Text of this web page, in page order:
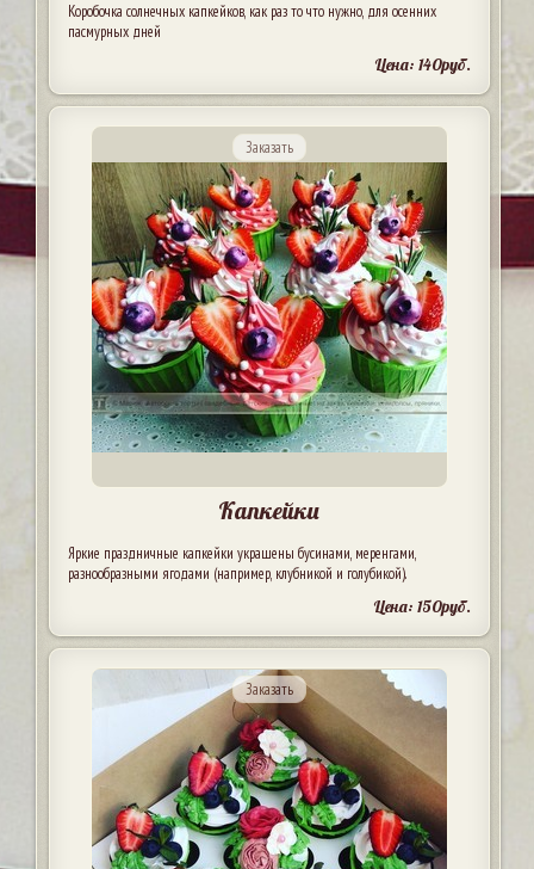
Коробочка солнечных капкейков, как раз то что нужно, для осенних
пасмурных дней
Цена: 140руб.
Заказать
Капкейки
Яркие праздничные капкейки украшены бусинами, меренгами,
разнообразными ягодами (например, клубникой и голубикой).
Цена: 150руб.
Заказать